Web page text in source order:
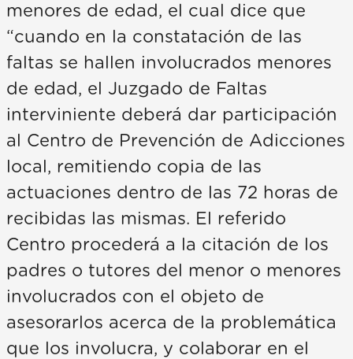
menores de edad, el cual dice que
“cuando en la constatación de las
faltas se hallen involucrados menores
de edad, el Juzgado de Faltas
interviniente deberá dar participación
al Centro de Prevención de Adicciones
local, remitiendo copia de las
actuaciones dentro de las 72 horas de
recibidas las mismas. El referido
Centro procederá a la citación de los
padres o tutores del menor o menores
involucrados con el objeto de
asesorarlos acerca de la problemática
que los involucra, y colaborar en el